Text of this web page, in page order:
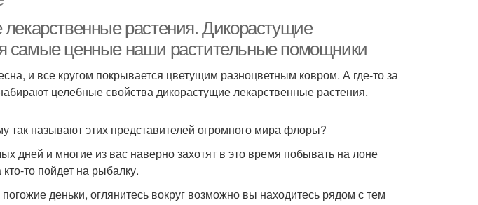
лекарственные растения. Дикорастущие
самые ценные наши растительные помощники
и все кругом покрывается цветущим разноцветным ковром. А где-то за
целебные свойства дикорастущие лекарственные растения.
так называют этих представителей огромного мира флоры?
дней и многие из вас наверно захотят в это время побывать на лоне
то пойдет на рыбалку.
деньки, оглянитесь вокруг возможно вы находитесь рядом с тем